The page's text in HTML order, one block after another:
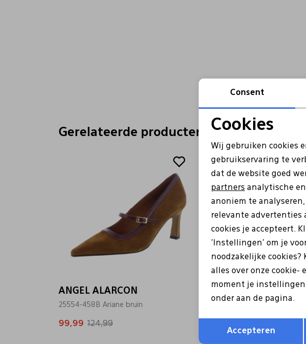
Gerelateerde producten
ANGEL ALARCON
25554-458B Ariane bruin
99,99 124,99
Analytische cookies
Consent
Cookies
Wij gebruiken cookies
gebruikservaring te
dat de website goed
partners analytische
anoniem te
relevante advertenties
cookies je accepteert.
'Instellingen' om je
noodzakelijke cookies?
alles over onze cookie-
moment je
onder aan de pagina.
Accepteren